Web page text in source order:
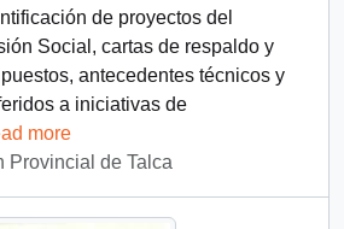
de proyectos del
Social, cartas de respaldo y
antecedentes técnicos y
a iniciativas de
more
Provincial de Talca